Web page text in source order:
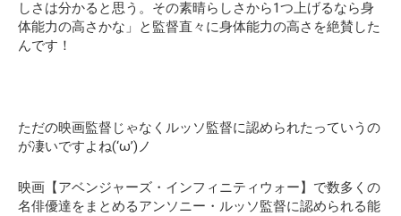
しさは分かると思う。その素晴らしさから1つ上げるなら身
体能力の高さかな」と監督直々に身体能力の高さを絶賛した
んです！
ただの映画監督じゃなくルッソ監督に認められたっていうの
が凄いですよね(‘ω’)ノ
映画【アベンジャーズ・インフィニティウォー】で数多くの
名俳優達をまとめるアンソニー・ルッソ監督に認められる能